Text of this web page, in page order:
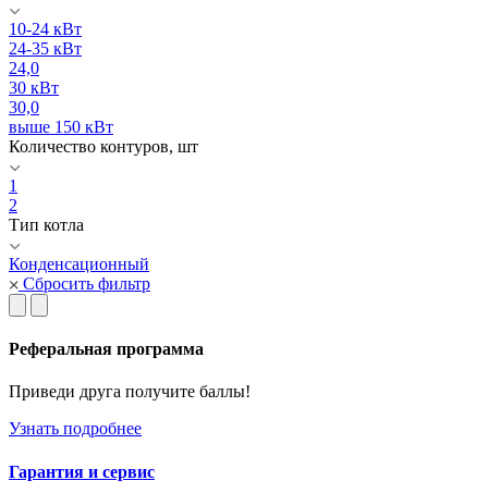
10-24 кВт
24-35 кВт
24,0
30 кВт
30,0
выше 150 кВт
Количество контуров, шт
1
2
Тип котла
Конденсационный
Сбросить фильтр
Реферальная программа
Приведи друга получите баллы!
Узнать подробнее
Гарантия и сервис